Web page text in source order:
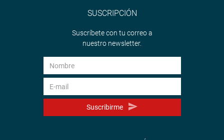
SUSCRIPCIÓN
Suscríbete con tu correo a
nuestro newsletter.
Suscribirme